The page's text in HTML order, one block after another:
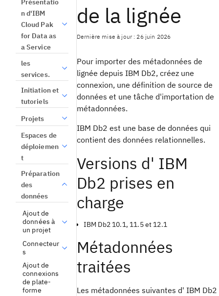
Présentatio
n d'IBM
Cloud Pak
for Data as
a Service
les
services.
Initiation et
tutoriels
Projets
Espaces de
déploiemen
t
Préparation
des
données
Ajout de
données à
un projet
Connecteur
s
Ajout de
connexions
de plate-
forme
de la lignée
Dernière mise à jour : 26 juin 2026
Pour importer des métadonnées de
lignée depuis IBM Db2, créez une
connexion, une définition de source de
données et une tâche d'importation de
métadonnées.
IBM Db2 est une base de données qui
contient des données relationnelles.
Versions d' IBM
Db2 prises en
charge
IBM Db2 10.1, 11.5 et 12.1
Métadonnées
traitées
Les métadonnées suivantes d' IBM Db2